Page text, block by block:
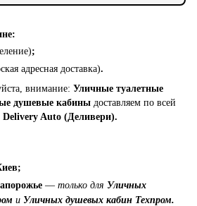
;
адресная доставка).
внимание: Уличные туалетные
душевые кабины доставляем по всей
Delivery Auto (Деливери).
— только для Уличных
и Уличных душевых кабин Техпром.